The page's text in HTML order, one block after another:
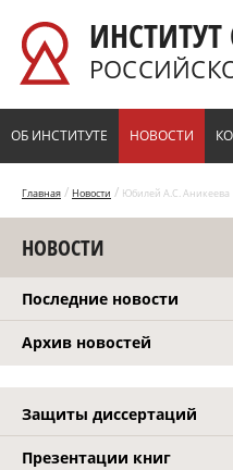
ОБ ИНСТИТУТЕ НОВОСТИ
Главная / Новости / Юбилей А.С. Аникеева
НОВОСТИ
Последние новости
Архив новостей
Защиты диссертаций
Презентации книг